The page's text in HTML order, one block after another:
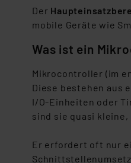
Der
mobile Geräte wie
Was ist ein
Mikrocontroller (im
Diese bestehen aus
I/O-Einheiten oder
sind sie quasi
Er erfordert oft nur